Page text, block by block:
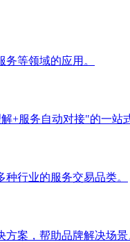
等领域的应用。
服务自动对接"的一站
行业的服务交易品类。
案，帮助品牌解决场景